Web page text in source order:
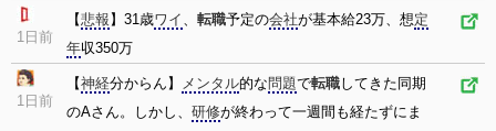
1日前
【悲報 】31歳ワイ 、 転職予定の会社が基本給23万、想定
年収350万
1日前
【神経分からん】 メンタル的な問題で転職してきた同期
のAさん。しかし、 研修が終わって一週間も経たずにま